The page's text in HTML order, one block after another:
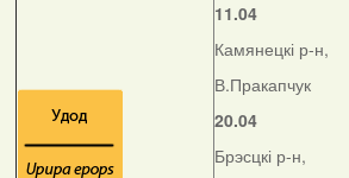
11.04
Камянецкі р-н,
В.Пракапчук
20.04
Брэсцкі р-н,